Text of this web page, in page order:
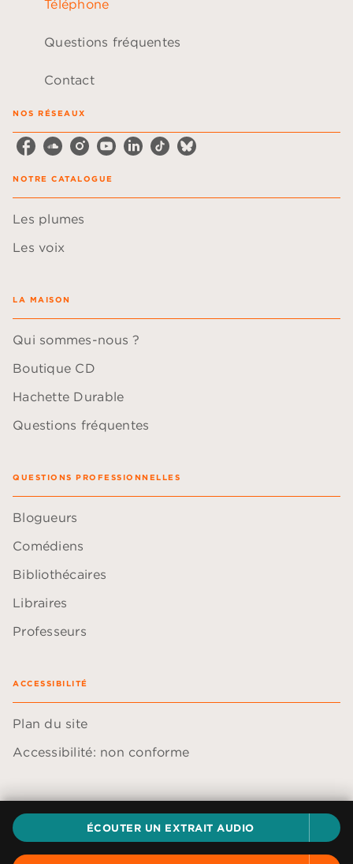
ÉCOUTER UN EXTRAIT AUDIO
Téléphone
Questions fréquentes
Contact
NOS RÉSEAUX
NOTRE CATALOGUE
Les plumes
Les voix
LA MAISON
Qui sommes-nous ?
Boutique CD
Hachette Durable
Questions fréquentes
QUESTIONS PROFESSIONNELLES
Blogueurs
Comédiens
Bibliothécaires
Libraires
Professeurs
ACCESSIBILITÉ
Plan du site
Accessibilité: non conforme
Données personnelles
Paramétrer vos cookies